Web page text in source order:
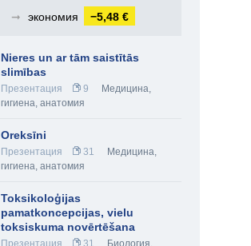
➞
экономия −5,48 €
Nieres un ar tām saistītās
slimības
Презентация 9
Медицина,
гигиена, анатомия
Oreksīni
Презентация 31
Медицина,
гигиена, анатомия
Toksikoloģijas
pamatkoncepcijas, vielu
toksiskuma novērtēšana
Презентация 31 Биология,